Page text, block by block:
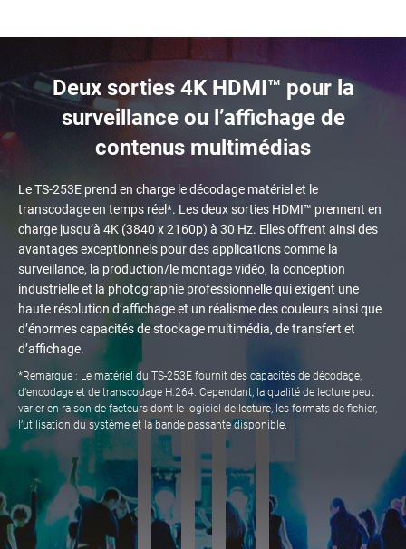
Deux sorties 4K HDMI™ pour la
surveillance ou l’affichage de
contenus multimédias
Le TS-253E prend en charge le décodage matériel et le
transcodage en temps réel*. Les deux sorties HDMI™ prennent en
charge jusqu’à 4K (3840 x 2160p) à 30 Hz. Elles offrent ainsi des
avantages exceptionnels pour des applications comme la
surveillance, la production/le montage vidéo, la conception
industrielle et la photographie professionnelle qui exigent une
haute résolution d’affichage et un réalisme des couleurs ainsi que
d’énormes capacités de stockage multimédia, de transfert et
d’affichage.
*Remarque : Le matériel du TS-253E fournit des capacités de décodage,
d’encodage et de transcodage H.264. Cependant, la qualité de lecture peut
varier en raison de facteurs dont le logiciel de lecture, les formats de fichier,
l’utilisation du système et la bande passante disponible.